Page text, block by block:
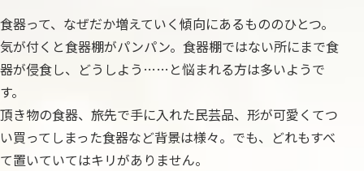
食器って、なぜだか増えていく傾向にあるもののひとつ。
気が付くと食器棚がパンパン。食器棚ではない所にまで食
器が侵食し、どうしよう……と悩まれる方は多いようで
す。
頂き物の食器、旅先で手に入れた民芸品、形が可愛くてつ
い買ってしまった食器など背景は様々。でも、どれもすべ
て置いていてはキリがありません。